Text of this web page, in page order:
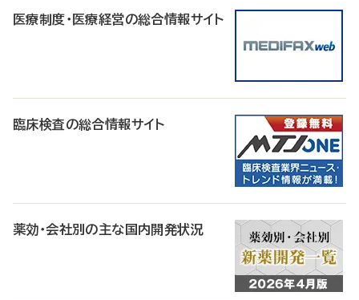
医療制度・医療経営の総合情報サイト
臨床検査の総合情報サイト
薬効・会社別の主な国内開発状況